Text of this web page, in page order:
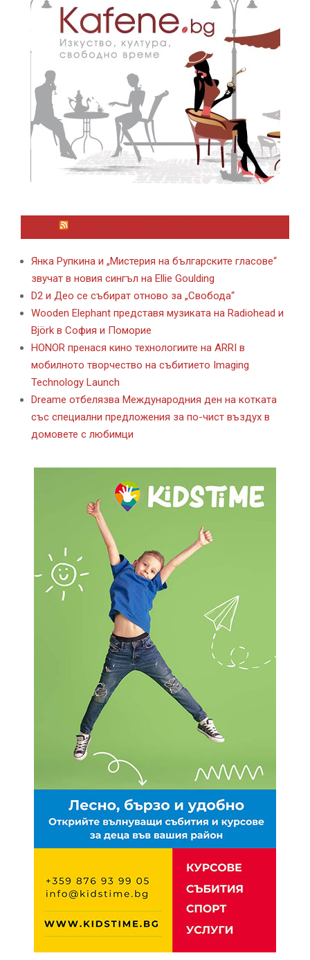
Янка Рупкина и „Мистерия на българските гласове“
звучат в новия сингъл на Ellie Goulding
D2 и Део се събират отново за „Свобода“
Wooden Elephant представя музиката на Radiohead и
Björk в София и Поморие
HONOR пренася кино технологиите на ARRI в
мобилното творчество на събитието Imaging
Technology Launch
Dreame отбелязва Международния ден на котката
със специални предложения за по-чист въздух в
домовете с любимци